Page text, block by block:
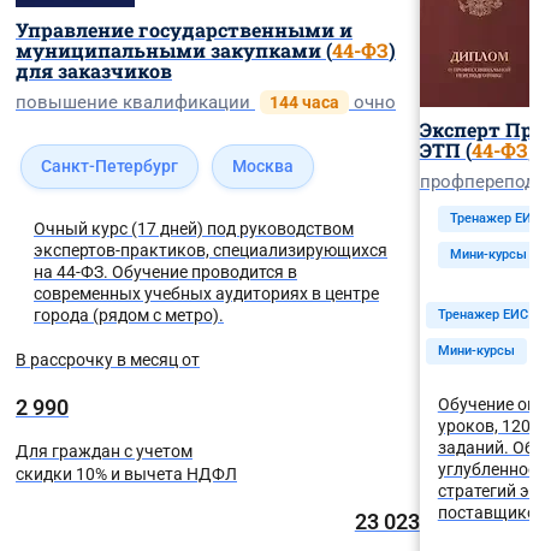
Управление государственными и
муниципальными закупками (44-ФЗ)
для заказчиков
повышение квалификации 144 часа очно
Санкт-Петербург Москва
Очный курс (17 дней) под руководством
экспертов-практиков, специализирующихся
на 44-ФЗ. Обучение проводится в
современных учебных аудиториях в центре
города (рядом с метро).
В рассрочку в месяц от
2 990
Для граждан с учетом
скидки 10% и вычета НДФЛ
23 023
Эксперт
ЭТП (44-ФЗ
Тренажер ЕИС
Мини-курсы
Тренажер ЕИС
Мини-курсы
Обучение
уроков, 120
заданий.
стратегий